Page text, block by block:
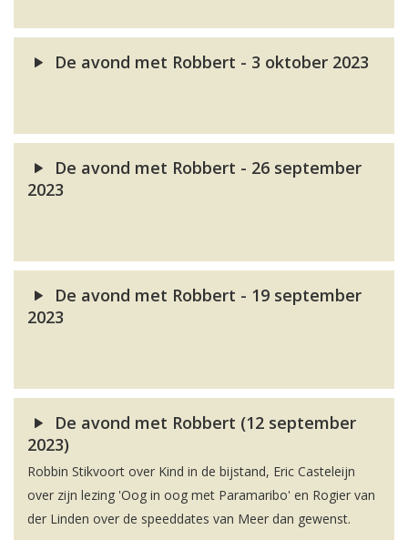
De avond met Robbert - 3 oktober 2023
De avond met Robbert - 26 september
2023
De avond met Robbert - 19 september
2023
De avond met Robbert (12 september
2023)
Robbin Stikvoort over Kind in de bijstand, Eric Casteleijn
over zijn lezing 'Oog in oog met Paramaribo' en Rogier van
der Linden over de speeddates van Meer dan gewenst.